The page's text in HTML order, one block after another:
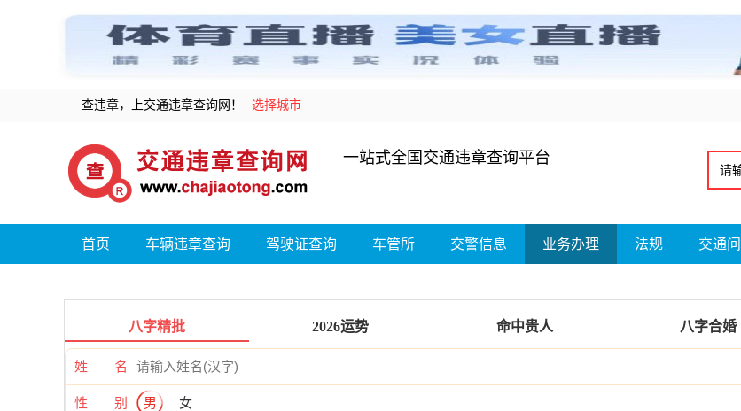
查违章，上交通违章查询网！ 选择城市
一站式全国交通违章查询平台
首页 车辆违章查询 驾驶证查询 车管所 交警信息 业务办理 法规 交通
八字精批 2026运势 命中贵人 八字合婚
姓 名
性 别 男 女